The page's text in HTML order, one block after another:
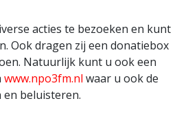
acties te bezoeken en kunt
Ook dragen zij een donatiebox
Natuurlijk kunt u ook een
www.npo3fm.nl waar u ook de
beluisteren.